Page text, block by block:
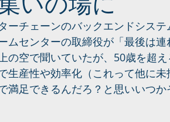
ーチェーンのバックエンドシス
ムセンターの取締役が「最後は
の空で聞いていたが、50歳を超え
生産性や効率化（これって他に
満足できるんだろ？と思いいつ